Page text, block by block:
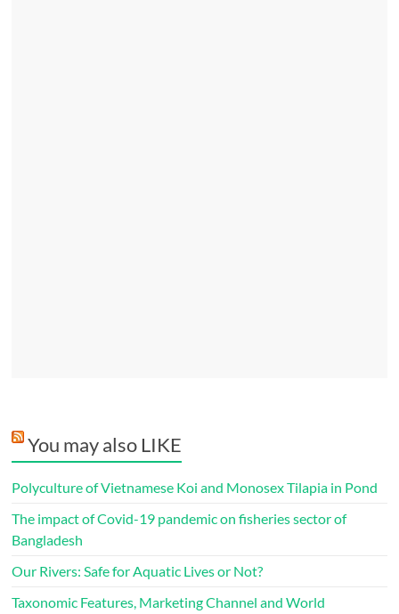
You may also LIKE
Polyculture of Vietnamese Koi and Monosex Tilapia in Pond
The impact of Covid-19 pandemic on fisheries sector of
Bangladesh
Our Rivers: Safe for Aquatic Lives or Not?
Taxonomic Features, Marketing Channel and World